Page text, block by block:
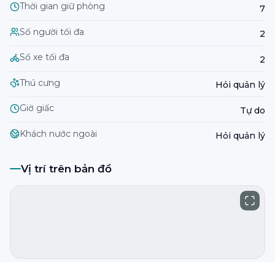
Thời gian giữ phòng 7
Số người tối đa 2
Số xe tối đa 2
Thú cưng Hỏi quản lý
Giờ giấc Tự do
Khách nước ngoài Hỏi quản lý
Vị trí trên bản đồ